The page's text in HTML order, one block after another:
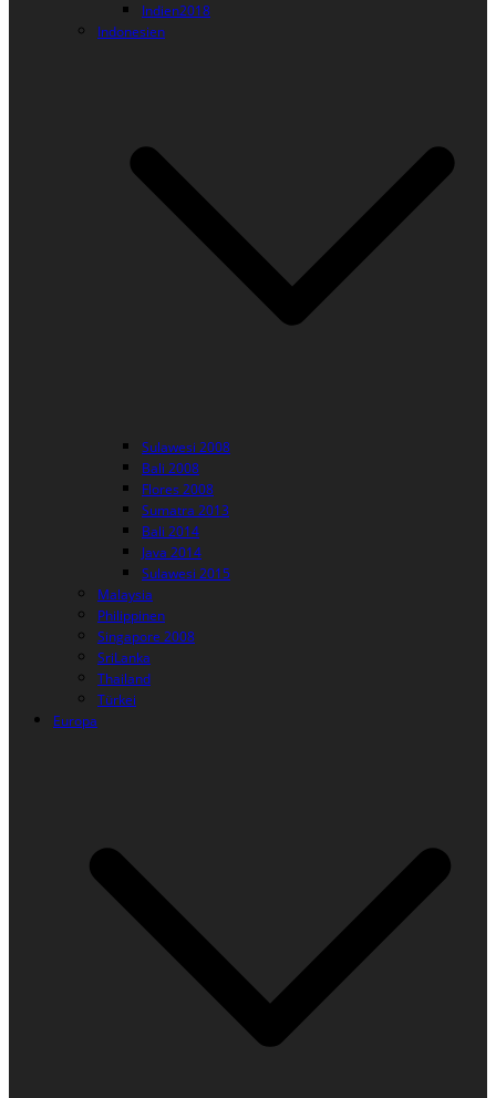
Indien2018
Indonesien
Sulawesi 2008
Bali 2008
Flores 2008
Sumatra 2013
Bali 2014
Java 2014
Sulawesi 2015
Malaysia
Philippinen
Singapore 2008
SriLanka
Thailand
Türkei
Europa